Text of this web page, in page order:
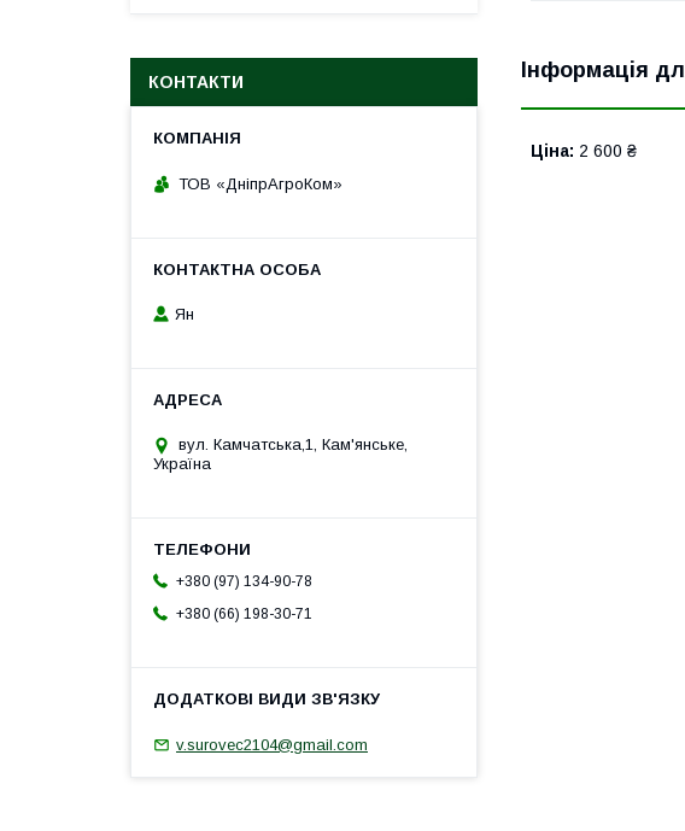
Інформація
Ціна: 2 600 ₴
КОНТАКТИ
ТОВ «ДніпрАгроКом»
Ян
вул. Камчатська,1, Кам'янське,
Україна
+380 (97) 134-90-78
+380 (66) 198-30-71
v.surovec2104@gmail.com